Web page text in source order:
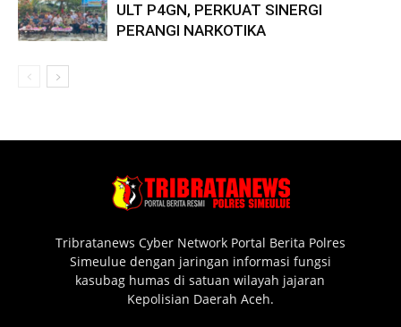
ULT P4GN, PERKUAT SINERGI
PERANGI NARKOTIKA
Tribratanews Cyber Network Portal Berita Polres
Simeulue dengan jaringan informasi fungsi
kasubag humas di satuan wilayah jajaran
Kepolisian Daerah Aceh.